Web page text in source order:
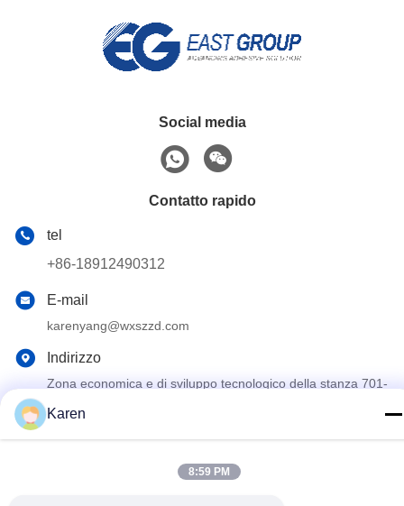
Social media
Contatto rapido
tel
+86-18912490312
E-mail
karenyang@wxszzd.com
Indirizzo
Zona economica e di sviluppo tecnologico della stanza 701-
La Cina va bene. Qualità Colla calda della colata di PUR
Karen
8:59 PM